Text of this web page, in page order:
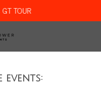
TOUR
events: